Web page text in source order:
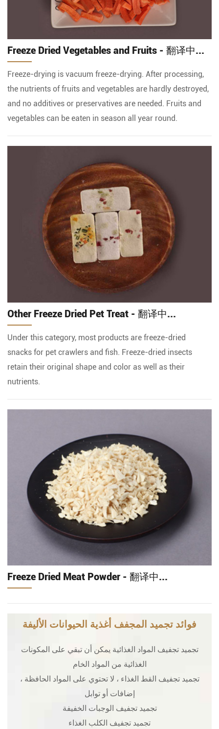
Freeze Dried Vegetables and Fruits - 翻译中...
Freeze-drying is vacuum freeze-drying. After processing,
the nutrients of fruits and vegetables are hardly destroyed,
and no additives or preservatives are needed. Fruits and
vegetables can be eaten in season all year round.
Other Freeze Dried Pet Treat - 翻译中...
Under this category, most products are freeze-dried
snacks for pet crawlers and fish. Freeze-dried insects
retain their original shape and color as well as their
nutrients.
Freeze Dried Meat Powder - 翻译中...
فوائد تجميد المجفف أغذية الحيوانات الأليفة
تجميد تجفيف المواد الغذائية يمكن أن تبقي على المكونات
الغذائية من المواد الخام
تجميد تجفيف القط الغذاء ، لا تحتوي على المواد الحافظة ،
إضافات أو توابل
تجميد تجفيف الوجبات الخفيفة
تجميد تجفيف الكلب الغذاء